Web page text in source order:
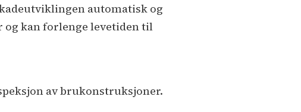
automatisk og
kan forlenge levetiden til
av brukonstruksjoner.